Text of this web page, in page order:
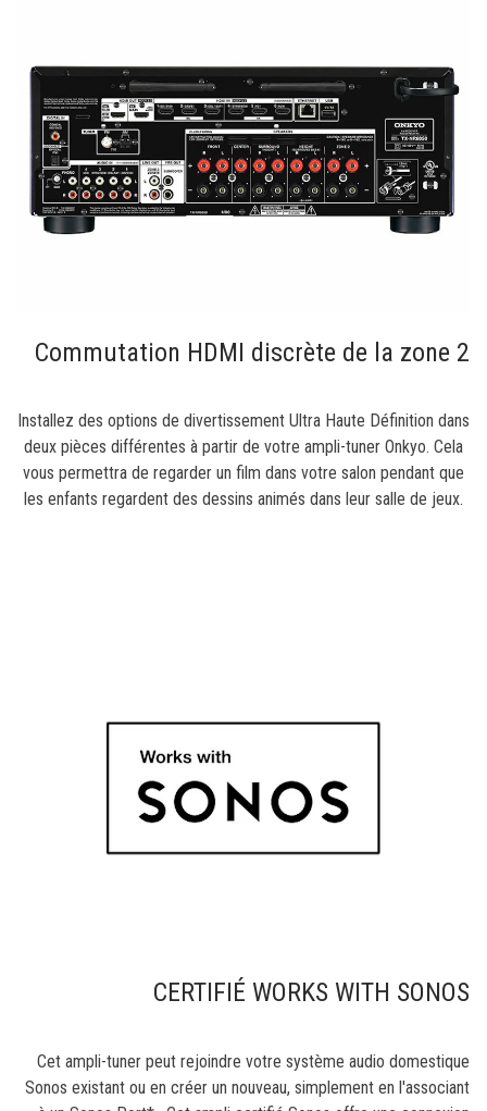
Commutation HDMI discrète de la zone 2
Installez des options de divertissement Ultra Haute Définition dans
deux pièces différentes à partir de votre ampli-tuner Onkyo. Cela
vous permettra de regarder un film dans votre salon pendant que
les enfants regardent des dessins animés dans leur salle de jeux.
CERTIFIÉ WORKS WITH SONOS
Cet ampli-tuner peut rejoindre votre système audio domestique
Sonos existant ou en créer un nouveau, simplement en l'associant